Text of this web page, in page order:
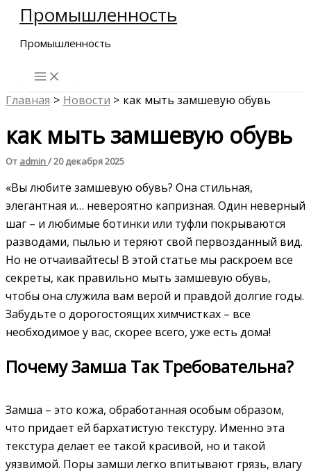
Перейти
содержимому
Промышленность
Промышленность
Главная Новости как мыть замшевую обувь
как мыть замшевую обувь
От admin/20 декабря 2025
«Вы любите замшевую обувь? Она стильная,
элегантная и… невероятно капризная. Один неверный
шаг – и любимые ботинки или туфли покрываются
разводами, пылью и теряют свой первозданный вид.
Но не отчаивайтесь! В этой статье мы раскроем все
секреты, как правильно мыть замшевую обувь,
чтобы она служила вам верой и правдой долгие годы.
Забудьте о дорогостоящих химчистках – все
необходимое у вас, скорее всего, уже есть дома!
Почему Замша Так Требовательна?
Замша – это кожа, обработанная особым образом,
что придает ей бархатистую текстуру. Именно эта
текстура делает ее такой красивой, но и такой
уязвимой. Поры замши легко впитывают грязь, влагу